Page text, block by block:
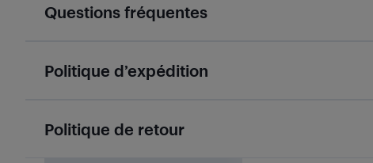
Questions fréquentes
Politique d’expédition
Politique de retour